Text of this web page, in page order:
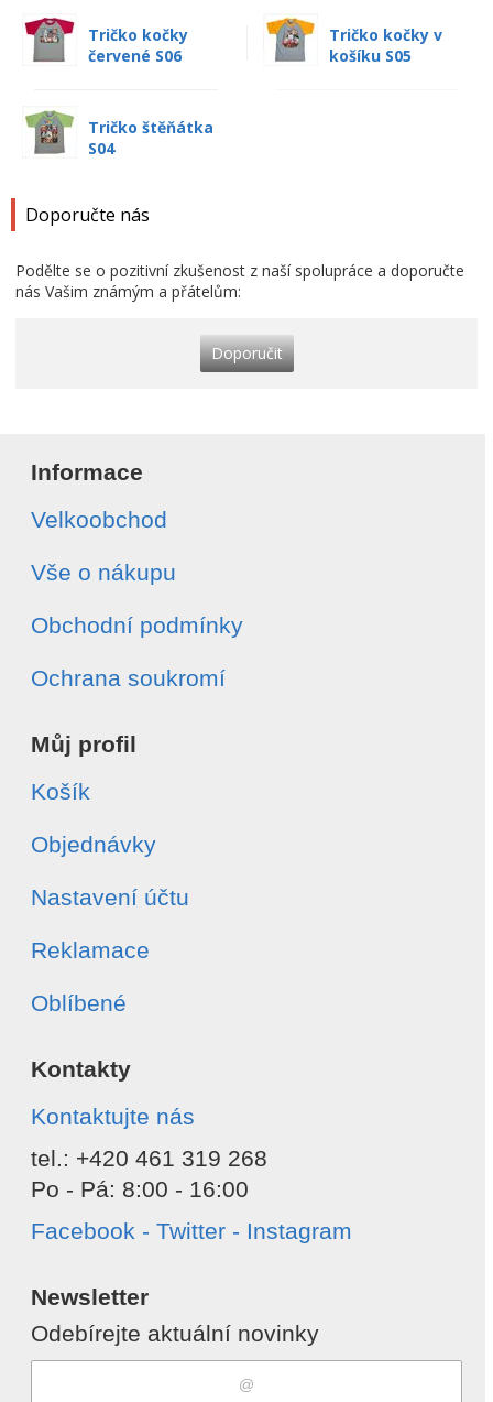
Tričko kočky
červené S06
Tričko kočky v
košíku S05
Tričko štěňátka
S04
Doporučte nás
Podělte se o pozitivní zkušenost z naší spolupráce a doporučte
nás Vašim známým a přátelům:
Doporučit
Informace
Velkoobchod
Vše o nákupu
Obchodní podmínky
Ochrana soukromí
Můj profil
Košík
Objednávky
Nastavení účtu
Reklamace
Oblíbené
Kontakty
Kontaktujte nás
tel.: +420 461 319 268
Po - Pá: 8:00 - 16:00
Facebook - Twitter - Instagram
Newsletter
Odebírejte aktuální novinky